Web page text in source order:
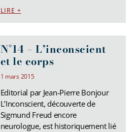
LIRE +
N°14 – L’inconscient
et le corps
1 mars 2015
Editorial par Jean-Pierre Bonjour
L’Inconscient, découverte de
Sigmund Freud encore
neurologue, est historiquement lié